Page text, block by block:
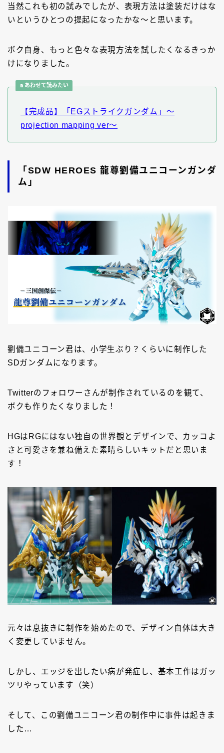
当然これも初の試みでしたが、表現方法は塗装だけはな
いというひとつの提起になったかな～と思います。
ボク自身、もっと色々な表現方法を試したくなるきっか
けになりました。
あわせて読みたい
【完成品】「EGストライクガンダム」～
projection mapping ver～
「SDW HEROES 龍尊劉備ユニコーンガンダ
ム」
劉備ユニコーン君は、小学生ぶり？くらいに制作した
SDガンダムになります。
Twitterのフォロワーさんが制作されているのを観て、
ボクも作りたくなりました！
HGはRGにはない独自の世界観とデザインで、カッコよ
さと可愛さを兼ね備えた素晴らしいキットだと思いま
す！
元々は息抜きに制作を始めたので、デザイン自体は大き
く変更していません。
しかし、エッジを出したい病が発症し、基本工作はガッ
ツリやっています（笑）
そして、この劉備ユニコーン君の制作中に事件は起きま
した…